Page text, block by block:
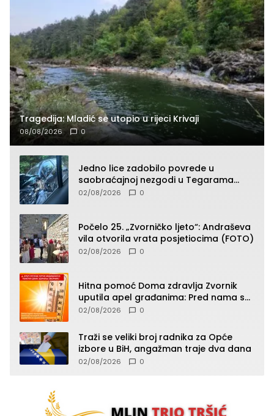
Tragedija: Mladić se utopio u rijeci Krivaji
08/08/2026 0
Jedno lice zadobilo povrede u
saobraćajnoj nezgodi u Tegarama
(FOTO)
02/08/2026 0
Počelo 25. „Zvorničko ljeto“: Andraševa
vila otvorila vrata posjetiocima (FOTO)
02/08/2026 0
Hitna pomoć Doma zdravlja Zvornik
uputila apel građanima: Pred nama su
temperature do 40°C, oprez zbog
02/08/2026 0
Traži se veliki broj radnika za Opće
izbore u BiH, angažman traje dva dana
02/08/2026 0